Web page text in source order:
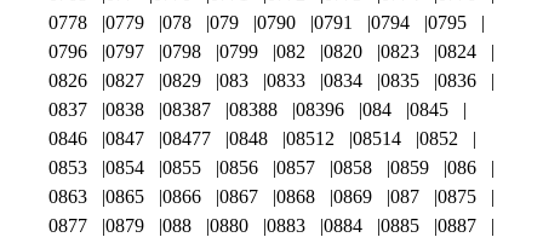
0778
0779 078 079 0790 0791 0794
0795
0796
0797 0798 0799 082 0820 0823
0824
0826
0827 0829 083 0833 0834 0835
0836
0837
0838 08387 08388 08396 084
0845
0846
0847 08477 0848 08512 08514
0852
0853
0854 0855 0856 0857 0858 0859
086
0863
0865 0866 0867 0868 0869 087
0875
0877
0879 088 0880 0883 0884 0885
0887